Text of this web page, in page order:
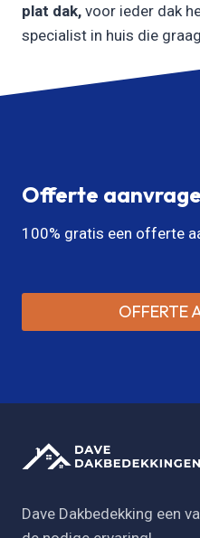
plat dak, voor ieder dak
specialist in huis die
Offerte
100% gratis een offerte
OFFERTE
Dave Dakbedekking een